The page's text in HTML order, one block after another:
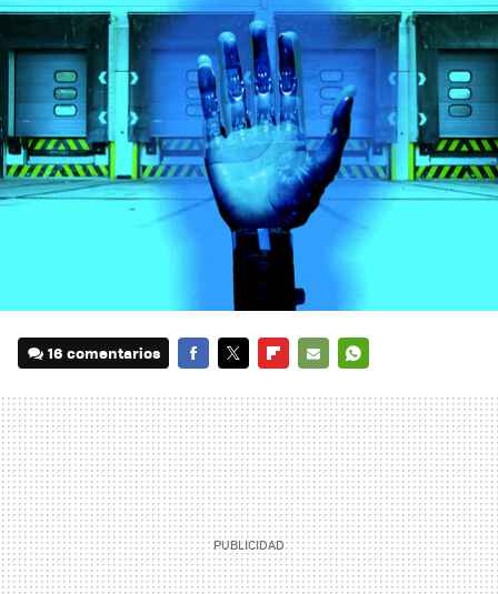
16 comentarios
MAIL